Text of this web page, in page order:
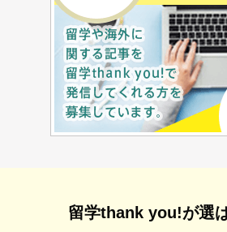
留学thank you!が選